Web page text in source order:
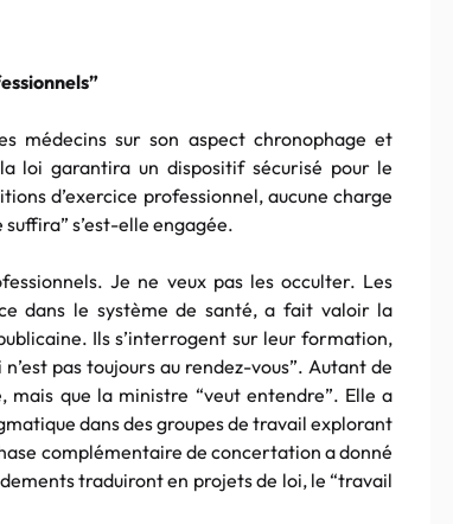
médecins sur son aspect chronophage et
loi garantira un dispositif sécurisé pour le
d’exercice professionnel, aucune charge
s’est-elle engagée.
Je ne veux pas les occulter. Les
dans le système de santé, a fait valoir la
Ils s’interrogent sur leur formation,
pas toujours au rendez-vous”. Autant de
mais que la ministre “veut entendre”. Elle a
dans des groupes de travail explorant
complémentaire de concertation a donné
traduiront en projets de loi, le “travail